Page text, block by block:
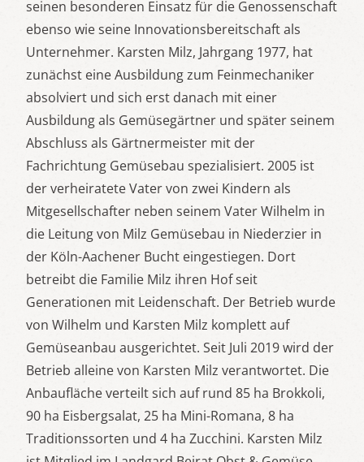
seinen besonderen Einsatz für die Genossenschaft
ebenso wie seine Innovationsbereitschaft als
Unternehmer. Karsten Milz, Jahrgang 1977, hat
zunächst eine Ausbildung zum Feinmechaniker
absolviert und sich erst danach mit einer
Ausbildung als Gemüsegärtner und später seinem
Abschluss als Gärtnermeister mit der
Fachrichtung Gemüsebau spezialisiert. 2005 ist
der verheiratete Vater von zwei Kindern als
Mitgesellschafter neben seinem Vater Wilhelm in
die Leitung von Milz Gemüsebau in Niederzier in
der Köln-Aachener Bucht eingestiegen. Dort
betreibt die Familie Milz ihren Hof seit
Generationen mit Leidenschaft. Der Betrieb wurde
von Wilhelm und Karsten Milz komplett auf
Gemüseanbau ausgerichtet. Seit Juli 2019 wird der
Betrieb alleine von Karsten Milz verantwortet. Die
Anbaufläche verteilt sich auf rund 85 ha Brokkoli,
90 ha Eisbergsalat, 25 ha Mini-Romana, 8 ha
Traditionssorten und 4 ha Zucchini. Karsten Milz